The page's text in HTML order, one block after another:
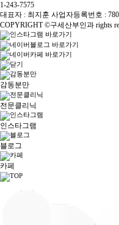
1-243-7575
대표자 : 최지훈 사업자등록번호 :
COPYRIGHT ©구세산부인과 rights
감동분만
전문클리닉
인스타그램
블로그
카페